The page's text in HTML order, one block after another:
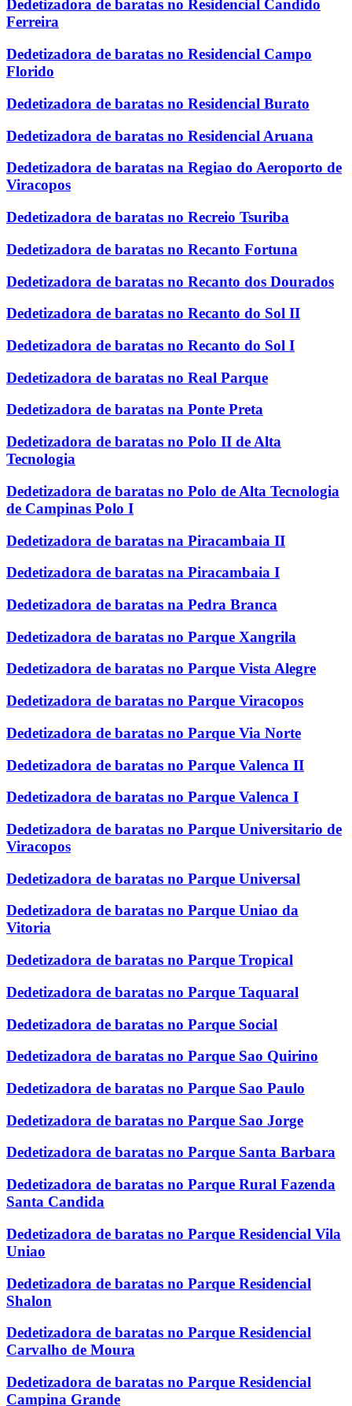
Dedetizadora de baratas no Residencial Candido
Ferreira
Dedetizadora de baratas no Residencial Campo
Florido
Dedetizadora de baratas no Residencial Burato
Dedetizadora de baratas no Residencial Aruana
Dedetizadora de baratas na Regiao do Aeroporto de
Viracopos
Dedetizadora de baratas no Recreio Tsuriba
Dedetizadora de baratas no Recanto Fortuna
Dedetizadora de baratas no Recanto dos Dourados
Dedetizadora de baratas no Recanto do Sol II
Dedetizadora de baratas no Recanto do Sol I
Dedetizadora de baratas no Real Parque
Dedetizadora de baratas na Ponte Preta
Dedetizadora de baratas no Polo II de Alta
Tecnologia
Dedetizadora de baratas no Polo de Alta Tecnologia
de Campinas Polo I
Dedetizadora de baratas na Piracambaia II
Dedetizadora de baratas na Piracambaia I
Dedetizadora de baratas na Pedra Branca
Dedetizadora de baratas no Parque Xangrila
Dedetizadora de baratas no Parque Vista Alegre
Dedetizadora de baratas no Parque Viracopos
Dedetizadora de baratas no Parque Via Norte
Dedetizadora de baratas no Parque Valenca II
Dedetizadora de baratas no Parque Valenca I
Dedetizadora de baratas no Parque Universitario de
Viracopos
Dedetizadora de baratas no Parque Universal
Dedetizadora de baratas no Parque Uniao da
Vitoria
Dedetizadora de baratas no Parque Tropical
Dedetizadora de baratas no Parque Taquaral
Dedetizadora de baratas no Parque Social
Dedetizadora de baratas no Parque Sao Quirino
Dedetizadora de baratas no Parque Sao Paulo
Dedetizadora de baratas no Parque Sao Jorge
Dedetizadora de baratas no Parque Santa Barbara
Dedetizadora de baratas no Parque Rural Fazenda
Santa Candida
Dedetizadora de baratas no Parque Residencial Vila
Uniao
Dedetizadora de baratas no Parque Residencial
Shalon
Dedetizadora de baratas no Parque Residencial
Carvalho de Moura
Dedetizadora de baratas no Parque Residencial
Campina Grande